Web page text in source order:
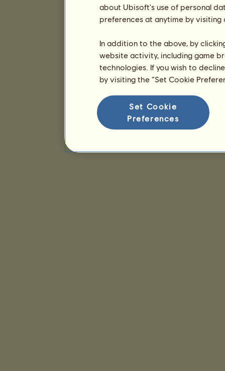
about Ubisoft's use of personal
preferences at anytime by
In addition to the above, by
website activity, including game
technologies. If you wish to
by visiting the “Set Cookie
Set Cookie
Preferences